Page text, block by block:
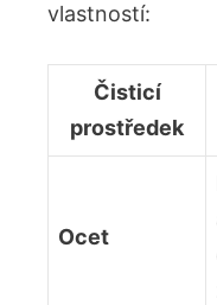
vlastností:
Čisticí
prostředek
Ocet